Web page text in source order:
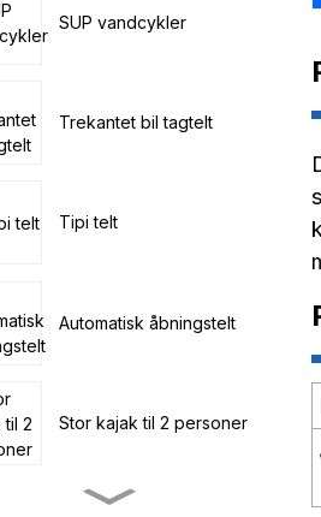
SUP vandcykler
Trekantet bil tagtelt
Tipi telt
Automatisk åbningstelt
Stor kajak til 2 personer